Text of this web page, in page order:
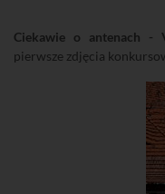
Ciekawie o antenach -
pierwsze zdjęcia